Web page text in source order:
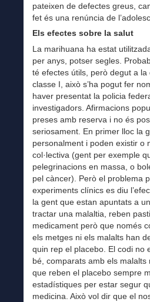
pateixen de defectes greus,
fet és una renúncia de
Els efectes sobre la salut
La marihuana ha estat
per anys, potser segles.
té efectes útils, però degut a
classe I, això s’ha pogut fer
haver presentat la policia
investigadors. Afirmacions
preses amb reserva i no és
seriosament. En primer lloc la
personalment i poden existir o
col·lectiva (gent per exemple
pelegrinacions en massa, o
pel càncer). Però el problema
experiments clínics es diu
la gent que estan apuntats a
tractar una malaltia, reben
medicament però que només
els metges ni els malalts han
quin rep el placebo. El codi no
bé, comparats amb els malalts
que reben el placebo sempre
estadístiques per estar segur
medicina. Això vol dir que el